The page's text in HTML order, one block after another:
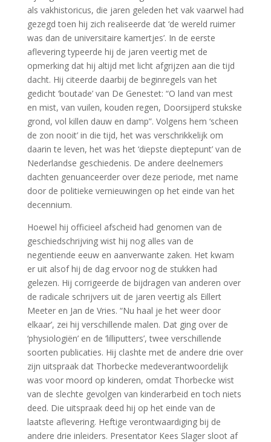
als vakhistoricus, die jaren geleden het vak vaarwel had
gezegd toen hij zich realiseerde dat ‘de wereld ruimer
was dan de universitaire kamertjes’. In de eerste
aflevering typeerde hij de jaren veertig met de
opmerking dat hij altijd met licht afgrijzen aan die tijd
dacht. Hij citeerde daarbij de beginregels van het
gedicht ‘boutade’ van De Genestet: “O land van mest
en mist, van vuilen, kouden regen, Doorsijperd stukske
grond, vol killen dauw en damp”. Volgens hem ‘scheen
de zon nooit’ in die tijd, het was verschrikkelijk om
daarin te leven, het was het ‘diepste dieptepunt’ van de
Nederlandse geschiedenis. De andere deelnemers
dachten genuanceerder over deze periode, met name
door de politieke vernieuwingen op het einde van het
decennium.
Hoewel hij officieel afscheid had genomen van de
geschiedschrijving wist hij nog alles van de
negentiende eeuw en aanverwante zaken. Het kwam
er uit alsof hij de dag ervoor nog de stukken had
gelezen. Hij corrigeerde de bijdragen van anderen over
de radicale schrijvers uit de jaren veertig als Eillert
Meeter en Jan de Vries. “Nu haal je het weer door
elkaar’, zei hij verschillende malen. Dat ging over de
‘physiologiën’ en de ‘lilliputters’, twee verschillende
soorten publicaties. Hij clashte met de andere drie over
zijn uitspraak dat Thorbecke medeverantwoordelijk
was voor moord op kinderen, omdat Thorbecke wist
van de slechte gevolgen van kinderarbeid en toch niets
deed. Die uitspraak deed hij op het einde van de
laatste aflevering. Heftige verontwaardiging bij de
andere drie inleiders. Presentator Kees Slager sloot af